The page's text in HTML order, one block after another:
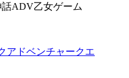
ADV乙女ゲーム